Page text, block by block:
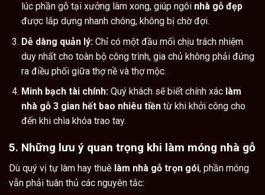
lúc phần gỗ tại xưởng làm xong, giúp ngôi nhà gỗ đẹp
được lắp dựng nhanh chóng, không bị chờ đợi.
Dễ dàng quản lý:Chỉ có một đầu mối chịu trách nhiệm
duy nhất cho toàn bộ công trình, gia chủ không phải đứng
ra điều phối giữa thợ nề và thợ mộc.
Minh bạch tài chính:Quý khách sẽ biết chính xác làm
nhà gỗ 3 gian hết bao nhiêu tiềntừ khi khởi công cho
đến khi chìa khóa trao tay.
5. Những lưu ý quan trọng khi làm móng nhà gỗ
Dù quý vị tự làm hay thuê làm nhà gỗ trọn gói, phần móng
vẫn phải tuân thủ các nguyên tắc: